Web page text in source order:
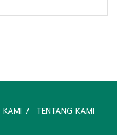
KAMI TENTANG KAMI